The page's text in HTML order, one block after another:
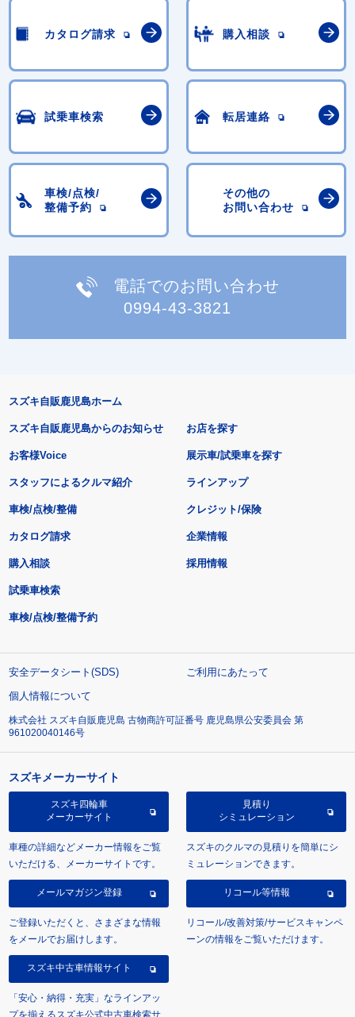
カタログ請求 購入相談
試乗車検索 転居連絡
車検/点検/
整備予約
その他の
お問い合わせ
電話でのお問い合わせ
0994-43-3821
スズキ自販鹿児島ホーム
スズキ自販鹿児島からのお知らせ
お客様Voice
スタッフによるクルマ紹介
お店を探す
展示車/試乗車を探す
ラインアップ
車検/点検/整備 クレジット/保険
カタログ請求
購入相談
試乗車検索
車検/点検/整備予約
企業情報
採用情報
安全データシート(SDS)
ご利用にあたって
個人情報について
株式会社 スズキ自販鹿児島 古物商許可証番号 鹿児島県公安委員会 第
961020040146号
スズキメーカーサイト
スズキ四輪車
メーカーサイト
車種の詳細などメーカー情報をご覧
いただける、メーカーサイトです。
見積り
シミュレーション
スズキのクルマの見積りを簡単にシ
ミュレーションできます。
メールマガジン登録
ご登録いただくと、さまざまな情報
をメールでお届けします。
リコール等情報
リコール/改善対策/サービスキャンペ
ーンの情報をご覧いただけます。
スズキ中古車情報サイト
「安心・納得・充実」なラインアッ
プを揃えるスズキ公式中古車検索サ